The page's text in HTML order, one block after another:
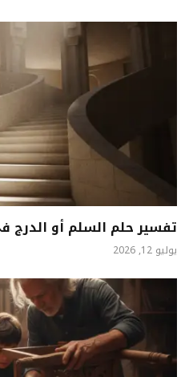
تفسير حلم السلم أو الدرج
يوليو 12, 2026